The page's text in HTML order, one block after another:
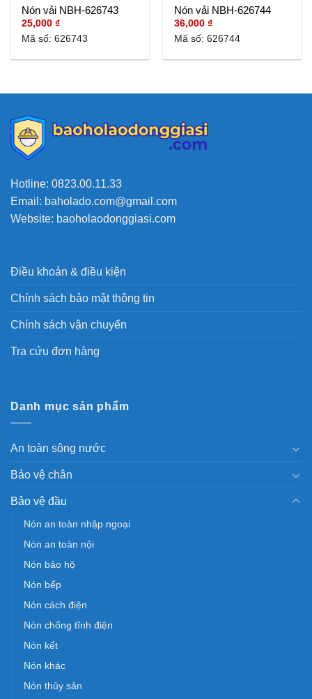
Nón vải NBH-626743
25,000₫
Mã số: 626743
Nón vải NBH-626744
36,000₫
Mã số: 626744
Hotline: 0823.00.11.33
Email: baholado.com@gmail.com
Website: baoholaodonggiasi.com
Điều khoản & điều kiện
Chính sách bảo mật thông tin
Chính sách vận chuyển
Tra cứu đơn hàng
Danh mục sản phẩm
An toàn sông nước
Bảo vệ chân
Bảo vệ đầu
Nón an toàn nhập ngoại
Nón an toàn nội
Nón bảo hộ
Nón bếp
Nón cách điện
Nón chống tĩnh điện
Nón kết
Nón khác
Nón thủy sản